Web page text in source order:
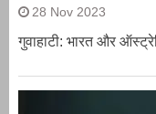
28 Nov 2023
गुवाहाटी: भारत और